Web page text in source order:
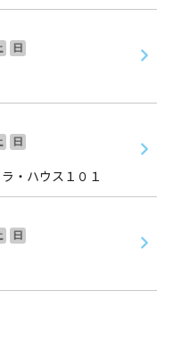
日
日
・ハウス１０１
日